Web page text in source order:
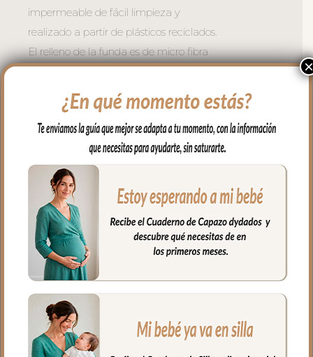
impermeable de fácil limpieza y
realizado a partir de plásticos reciclados.
El relleno de la funda es de micro fibra
hueca para mayor confort del bebé y
muy buena transpirabilidad. Por el revés
un tejido rejilla 3D para una mejor
ventilación.
Para sujetar la funda en la silla tenemos
las cintas y las gomitas para sujetar en la
parte de arriba del respaldo. Cuenta con
el sistema de sujeción S_PLUS para
conseguir que a la funda quede mejor
sujeta al respaldo. Son unas cintas que
pasas por las aberturas de los arneses en
posterior y se abrochan entre ellas.
Las aberturas verticales en el respaldo y
ojales en el culete son aptas para la salida
×